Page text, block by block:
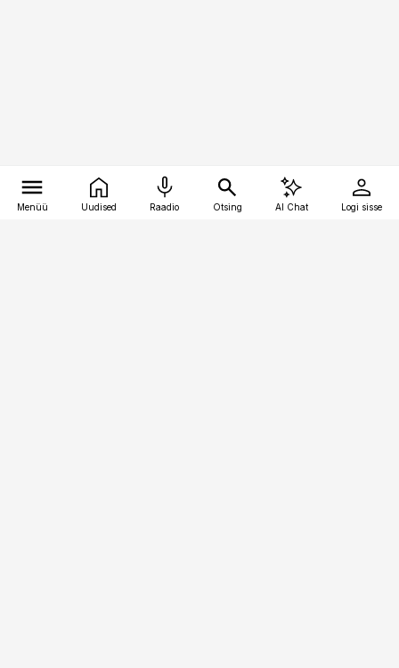
Menüü Uudised Raadio Otsing AI Chat Logi sisse